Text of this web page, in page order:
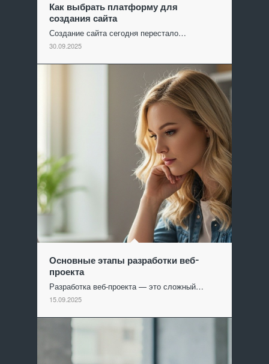
Как выбрать платформу для
создания сайта
Создание сайта сегодня перестало…
30.09.2025
Основные этапы разработки веб-
проекта
Разработка веб-проекта — это сложный…
15.09.2025